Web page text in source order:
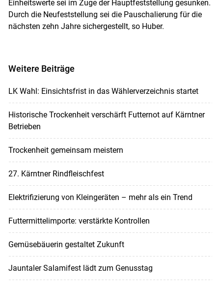
Einheitswerte sei im Zuge der Hauptfeststellung gesunken.
Durch die Neufeststellung sei die Pauschalierung für die
nächsten zehn Jahre sichergestellt, so Huber.
Weitere Beiträge
LK Wahl: Einsichtsfrist in das Wählerverzeichnis startet
Historische Trockenheit verschärft Futternot auf Kärntner
Betrieben
Trockenheit gemeinsam meistern
27. Kärntner Rindfleischfest
Elektrifizierung von Kleingeräten – mehr als ein Trend
Futtermittelimporte: verstärkte Kontrollen
Gemüsebäuerin gestaltet Zukunft
Jauntaler Salamifest lädt zum Genusstag